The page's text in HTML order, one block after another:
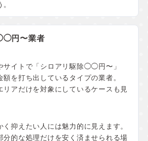
円〜業者
サイトで「シロアリ駆除◯◯円〜」
額を打ち出しているタイプの業者。
リアだけを対象にしているケースも見
抑えたい人には魅力的に見えます。
分的な処理だけを安く済ませられる場